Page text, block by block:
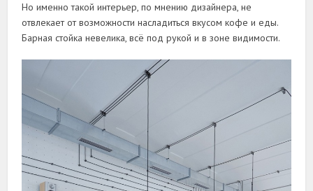
Но именно такой интерьер, по мнению дизайнера, не
отвлекает от возможности насладиться вкусом кофе и еды.
Барная стойка невелика, всё под рукой и в зоне видимости.